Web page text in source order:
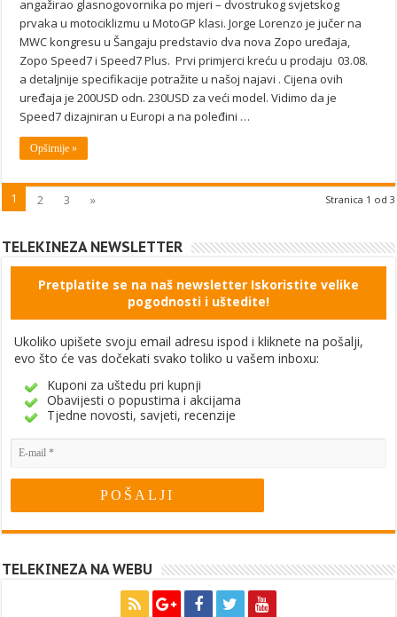
angažirao glasnogovornika po mjeri – dvostrukog svjetskog
prvaka u motociklizmu u MotoGP klasi. Jorge Lorenzo je jučer na
MWC kongresu u Šangaju predstavio dva nova Zopo uređaja,
Zopo Speed7 i Speed7 Plus. Prvi primjerci kreću u prodaju 03.08.
a detaljnije specifikacije potražite u našoj najavi . Cijena ovih
uređaja je 200USD odn. 230USD za veći model. Vidimo da je
Speed7 dizajniran u Europi a na poleđini …
Opširnije »
Stranica 1 od 3
1 2 3 »
TELEKINEZA NEWSLETTER
Pretplatite se na naš newsletter Iskoristite velike
pogodnosti i uštedite!
Ukoliko upišete svoju email adresu ispod i kliknete na pošalji,
evo što će vas dočekati svako toliko u vašem inboxu:
Kuponi za uštedu pri kupnji
Obavijesti o popustima i akcijama
Tjedne novosti, savjeti, recenzije
TELEKINEZA NA WEBU